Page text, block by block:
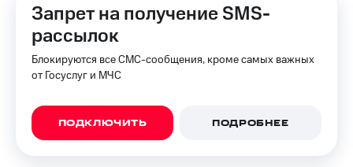
Запрет на получение SMS-
рассылок
Блокируются все СМС-сообщения, кроме самых важных
от Госуслуг и МЧС
ПОДКЛЮЧИТЬ ПОДРОБНЕЕ